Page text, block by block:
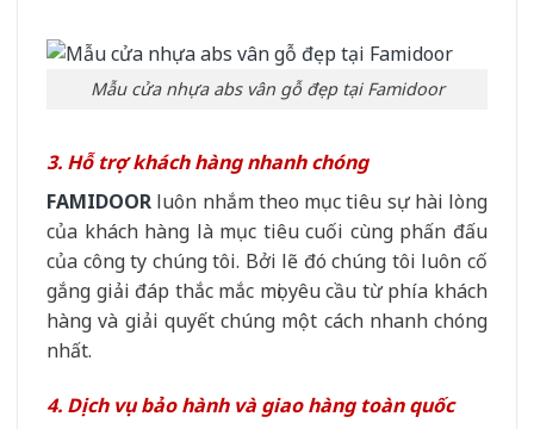
Mẫu cửa nhựa abs vân gỗ đẹp tại Famidoor
3. Hỗ trợ khách hàng nhanh chóng
FAMIDOOR luôn nhắm theo mục tiêu sự hài lòng
của khách hàng là mục tiêu cuối cùng phấn đấu
của công ty chúng tôi. Bởi lẽ đó chúng tôi luôn cố
gắng giải đáp thắc mắc mọi yêu cầu từ phía khách
hàng và giải quyết chúng một cách nhanh chóng
nhất.
4. Dịch vụ bảo hành và giao hàng toàn quốc